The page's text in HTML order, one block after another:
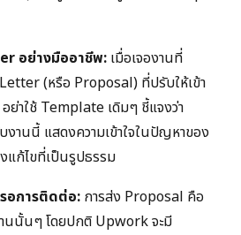
อย่างมืออาชีพ: เมื่อเจองานที่
(หรือ Proposal) ที่ปรับให้เข้า
อย่าใช้ Template เดิมๆ ชี้แจงว่า
งานนี้ แสดงความเข้าใจในปัญหาของ
แก้ไขที่เป็นรูปธรรม
อการติดต่อ: การส่ง Proposal คือ
านนั้นๆ โดยปกติ Upwork จะมี